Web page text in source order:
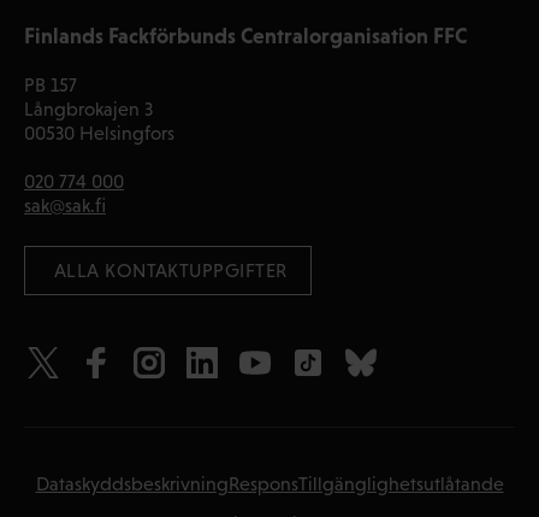
Finlands Fackförbunds Centralorganisation FFC
PB 157
Långbrokajen 3
00530 Helsingfors
020 774 000
sak@sak.fi
ALLA KONTAKTUPPGIFTER
DataskyddsbeskrivningResponsTillgänglighetsutlåtande